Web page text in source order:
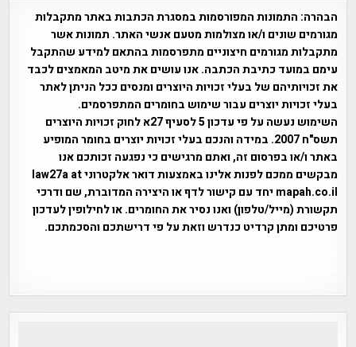
הבהרה: התמונות המפורסמות במסגרת הכתבות באתר מתקבלות
מגורמים שונים ו/או מצולמות מטעם אנשי האתר. תמונות אשר
מתקבלות מגורמים חיצוניים מתפרסמות בהתאם למידע שהתקבל
עימם במועד כתיבת הכתבה. אנו עושים את מיטב המאמצים לכבד
את זכויותיהם של בעלי זכויות היוצרים ומנסים ככל הניתן לאתר
בעלי זכויות יוצרים עבור שימוש בחומרים המתפרסמים.
השימוש נעשה על פי עדכון 5 לסעיף 27א לחוק זכויות היוצרים
תשס"ח 2007. במידה והנכם בעלי זכויות יוצרים בחומר המופיע
באתר ו/או בפרסום זה, ואתם מרגישים כי נפגעה זכותכם אנו
מבקשים ממכם לפנות אלינו באמצעות דואר אלקטרוני law27a at
mapah.co.il יחד עם קישור לדף או היצירה המדוברת, שם ודרכי
תקשורת (מייל/טלפון) ואנו נסיר את החומרים. או לחילופין לעדכון
פרטיכם ומתן קרדיט כנדרש וזאת על פי דרישתכם והסכמתכם.